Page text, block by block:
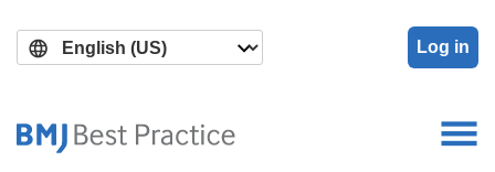
main
search
Log in